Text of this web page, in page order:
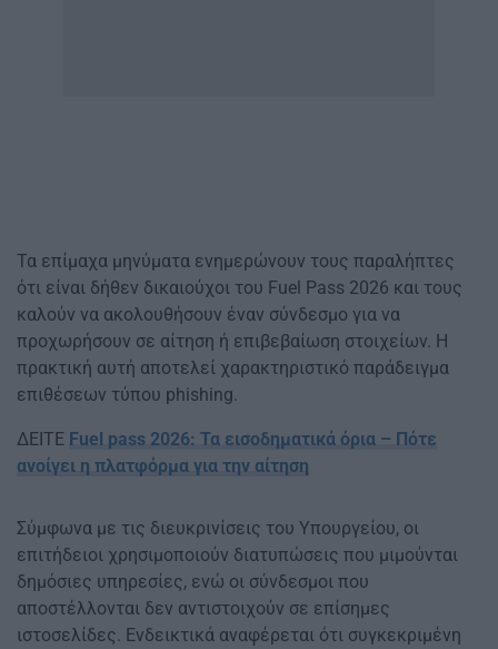
Τα επίμαχα μηνύματα ενημερώνουν τους παραλήπτες
ότι είναι δήθεν δικαιούχοι του Fuel Pass 2026 και τους
καλούν να ακολουθήσουν έναν σύνδεσμο για να
προχωρήσουν σε αίτηση ή επιβεβαίωση στοιχείων. Η
πρακτική αυτή αποτελεί χαρακτηριστικό παράδειγμα
επιθέσεων τύπου phishing.
ΔΕΙΤΕ Fuel pass 2026: Τα εισοδηματικά όρια – Πότε
ανοίγει η πλατφόρμα για την αίτηση
Σύμφωνα με τις διευκρινίσεις του Υπουργείου, οι
επιτήδειοι χρησιμοποιούν διατυπώσεις που μιμούνται
δημόσιες υπηρεσίες, ενώ οι σύνδεσμοι που
αποστέλλονται δεν αντιστοιχούν σε επίσημες
ιστοσελίδες. Ενδεικτικά αναφέρεται ότι συγκεκριμένη